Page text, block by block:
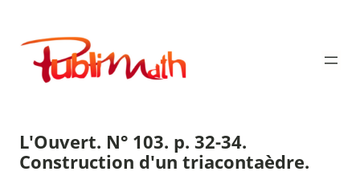
contenu
Publimath
L'Ouvert. N° 103. p. 32-34.
Construction d'un triacontaèdre.